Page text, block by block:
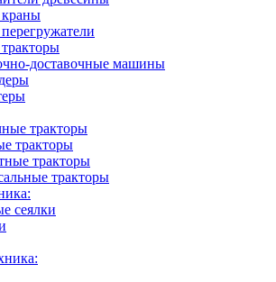
доставочные машины
тракторы
тракторы
тракторы
тракторы
сеялки